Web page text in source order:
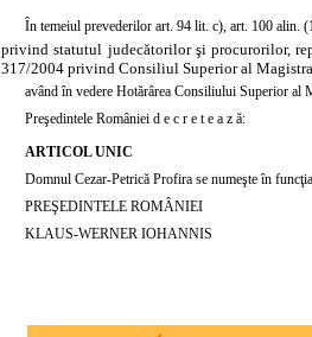
În temeiul prevederilor art. 94 lit. c), art. 100 alin.
privind statutul judecătorilor şi procurorilor,
317/2004 privind Consiliul Superior al
având în vedere Hotărârea Consiliului Superior al
Preşedintele României d e c r e t e a z ă:
ARTICOL UNIC
Domnul Cezar-Petrică Profira se numeşte în
PREŞEDINTELE ROMÂNIEI
KLAUS-WERNER IOHANNIS